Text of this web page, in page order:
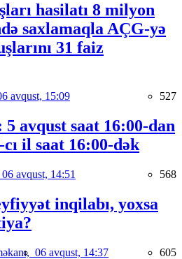
hasilatı 8 milyon
saxlamaqla AÇG-yə
31 faiz
avqust, 15:09 527
avqust saat 16:00-dan
il saat 16:00-dək
06 avqust, 14:51 568
inqilabı, yoxsa
06 avqust, 14:37 605